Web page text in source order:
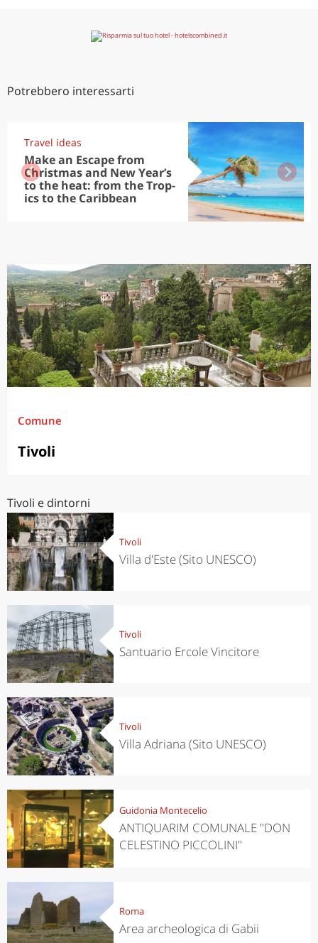
Potrebbero interessarti
Travel ideas
Make an Escape from
Christmas and New Year’s
to the heat: from the Trop-
ics to the Caribbean
Comune
Tivoli
Tivoli e dintorni
Tivoli
Villa d'Este (Sito UNESCO)
Tivoli
Santuario Ercole Vincitore
Tivoli
Villa Adriana (Sito UNESCO)
Guidonia Montecelio
ANTIQUARIM COMUNALE "DON
CELESTINO PICCOLINI"
Roma
Area archeologica di Gabii